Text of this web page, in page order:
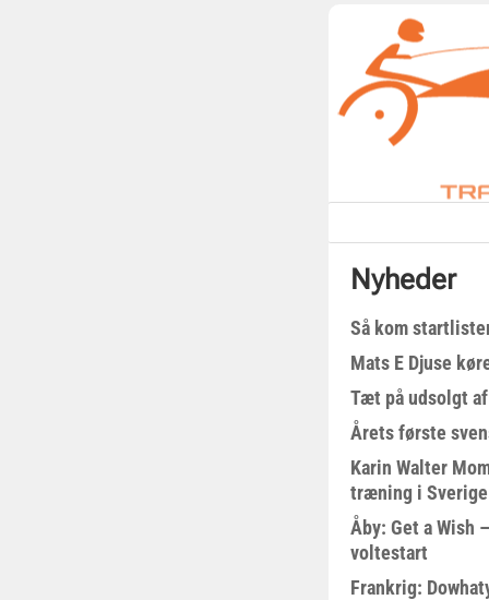
Nyheder
Så kom
Mats E Djuse
Tæt på udsolgt
Årets første
Karin Walter
træning i Sverige
Åby: Get a Wish
voltestart
Frankrig: